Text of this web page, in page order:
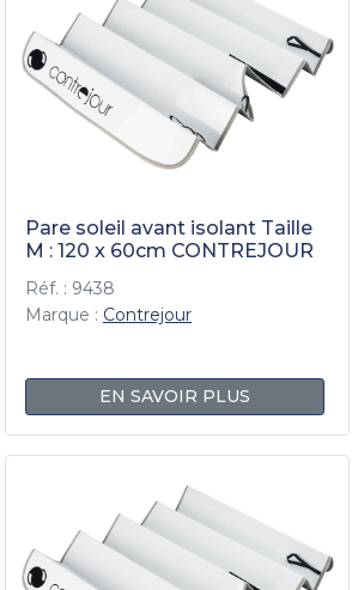
Pare soleil avant isolant Taille
M : 120 x 60cm CONTREJOUR
Réf. : 9438
Marque : Contrejour
EN SAVOIR PLUS